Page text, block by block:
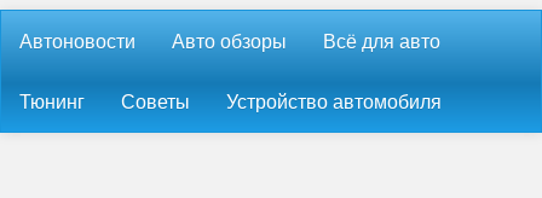
Автоновости Авто обзоры Всё для авто
Тюнинг Советы Устройство автомобиля